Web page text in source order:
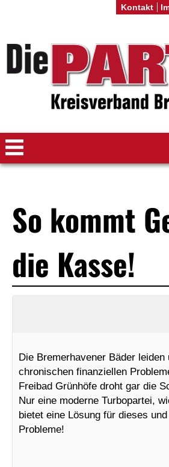
So kommt
die Kasse!
Die Bremerhavener Bäder leiden
chronischen finanziellen
Freibad Grünhöfe droht gar die
Nur eine moderne Turbopartei,
bietet eine Lösung für dieses
Probleme!
Kontakt